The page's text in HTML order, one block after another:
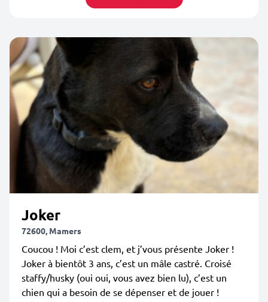
Joker
72600, Mamers
Coucou ! Moi c’est clem, et j’vous présente Joker !
Joker à bientôt 3 ans, c’est un mâle castré. Croisé
staffy/husky (oui oui, vous avez bien lu), c’est un
chien qui a besoin de se dépenser et de jouer !